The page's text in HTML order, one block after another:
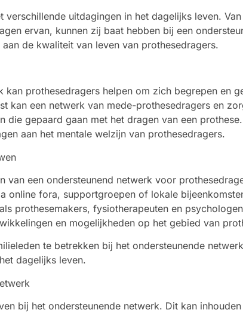
verschillende uitdagingen in het dagelijks leven.
ervan, kunnen zij baat hebben bij een
de kwaliteit van leven van prothesedragers.
kan prothesedragers helpen om zich begrepen en
kan een netwerk van mede-prothesedragers en
die gepaard gaan met het dragen van een
aan het mentale welzijn van prothesedragers.
van een ondersteunend netwerk voor
online fora, supportgroepen of lokale
prothesemakers, fysiotherapeuten en
en mogelijkheden op het gebied van
te betrekken bij het ondersteunende
dagelijks leven.
bij het ondersteunende netwerk. Dit kan